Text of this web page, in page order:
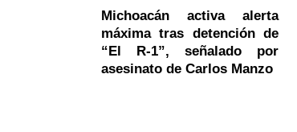
Michoacán activa alerta
máxima tras detención de
“El R-1”, señalado por
asesinato de Carlos Manzo